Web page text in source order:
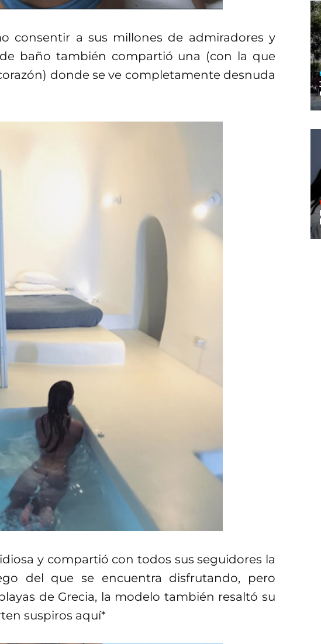
consentir a sus millones de admiradores y
baño también compartió una (con la que
donde se ve completamente desnuda
y compartió con todos sus seguidores la
del que se encuentra disfrutando, pero
de Grecia, la modelo también resaltó su
suspiros aquí*